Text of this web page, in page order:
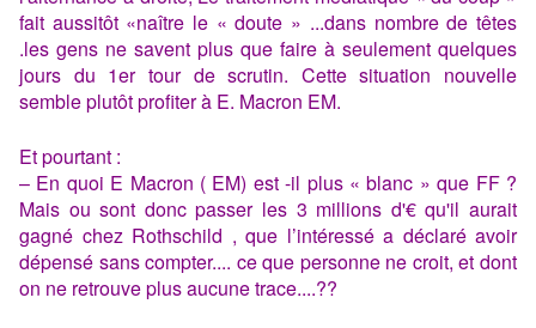
fait aussitôt «naître le « doute » ...dans nombre de têtes
.les gens ne savent plus que faire à seulement quelques
jours du 1er tour de scrutin. Cette situation nouvelle
semble plutôt profiter à E. Macron EM.
Et pourtant :
– En quoi E Macron ( EM) est -il plus « blanc » que FF ?
Mais ou sont donc passer les 3 millions d'€ qu'il aurait
gagné chez Rothschild , que l’intéressé a déclaré avoir
dépensé sans compter.... ce que personne ne croit, et dont
on ne retrouve plus aucune trace....??